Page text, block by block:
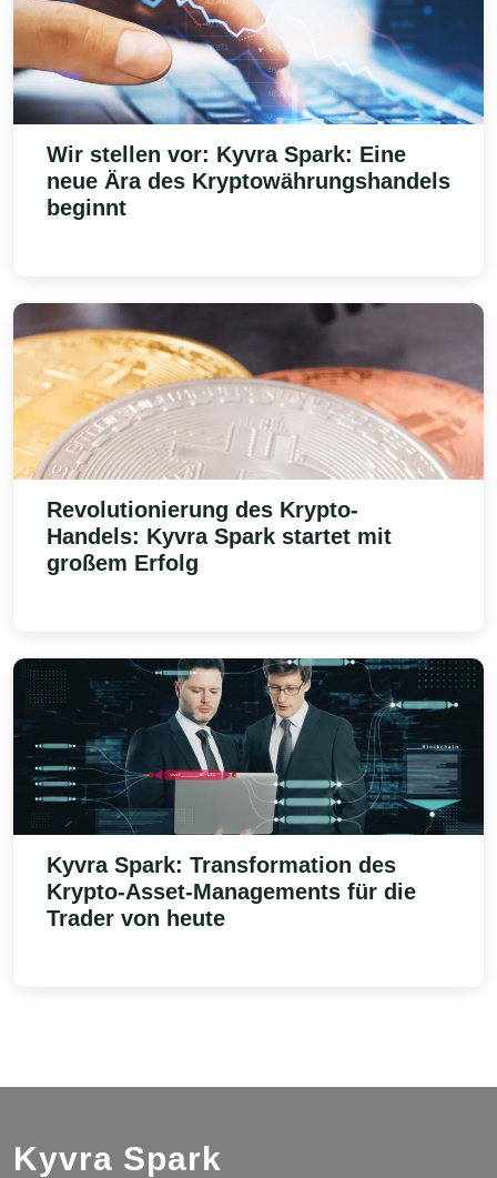
Wir stellen vor: Kyvra Spark: Eine
neue Ära des Kryptowährungshandels
beginnt
Revolutionierung des Krypto-
Handels: Kyvra Spark startet mit
großem Erfolg
Kyvra Spark: Transformation des
Krypto-Asset-Managements für die
Trader von heute
Kyvra Spark